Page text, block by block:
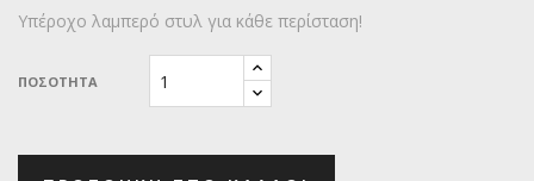
Υπέροχο λαμπερό στυλ για κάθε περίσταση!
ΠΟΣΌΤΗΤΑ